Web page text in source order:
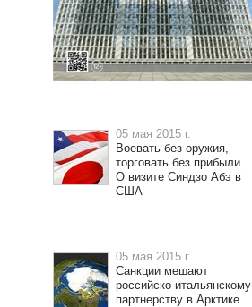
05 мая 2015 г.
Воевать без оружия,
торговать без прибыли…
О визите Синдзо Абэ в
США
05 мая 2015 г.
Санкции мешают
российско-итальянскому
партнерству в Арктике